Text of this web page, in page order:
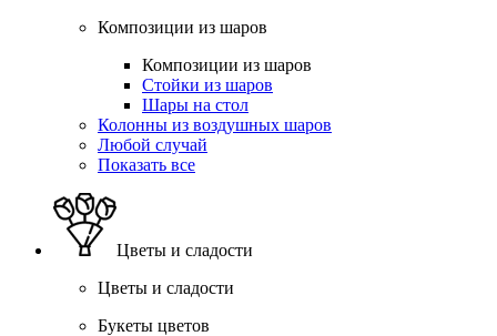
Композиции из шаров
Композиции из шаров
Стойки из шаров
Шары на стол
Колонны из воздушных шаров
Любой случай
Показать все
Цветы и сладости
Цветы и сладости
Букеты цветов